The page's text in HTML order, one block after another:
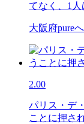
てなく、1
大阪府pure
2.00
パリス・デ
ことに押さ